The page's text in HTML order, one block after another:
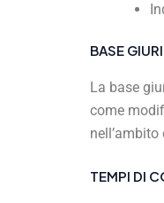
BASE
La base
come
TEMPI DI